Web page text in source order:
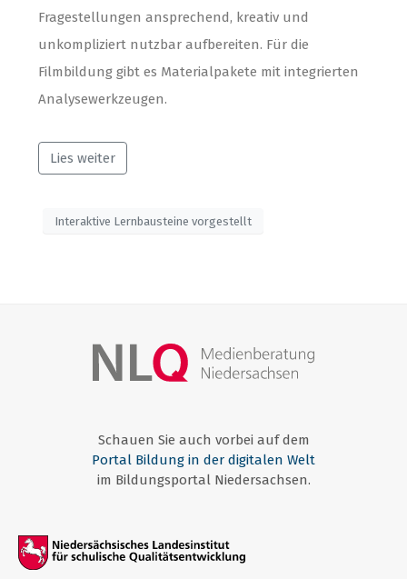
Fragestellungen ansprechend, kreativ und
unkompliziert nutzbar aufbereiten. Für die
Filmbildung gibt es Materialpakete mit integrierten
Analysewerkzeugen.
Lies weiter
Interaktive Lernbausteine vorgestellt
Schauen Sie auch vorbei auf dem
Portal Bildung in der digitalen Welt
im Bildungsportal Niedersachsen.